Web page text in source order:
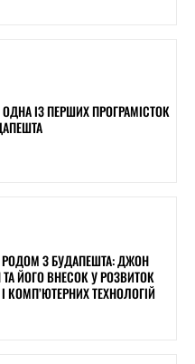
ІЗ ПЕРШИХ ПРОГРАМІСТОК
РОДОМ З БУДАПЕШТА: ДЖОН
ЙОГО ВНЕСОК У РОЗВИТОК
КОМП’ЮТЕРНИХ ТЕХНОЛОГІЙ